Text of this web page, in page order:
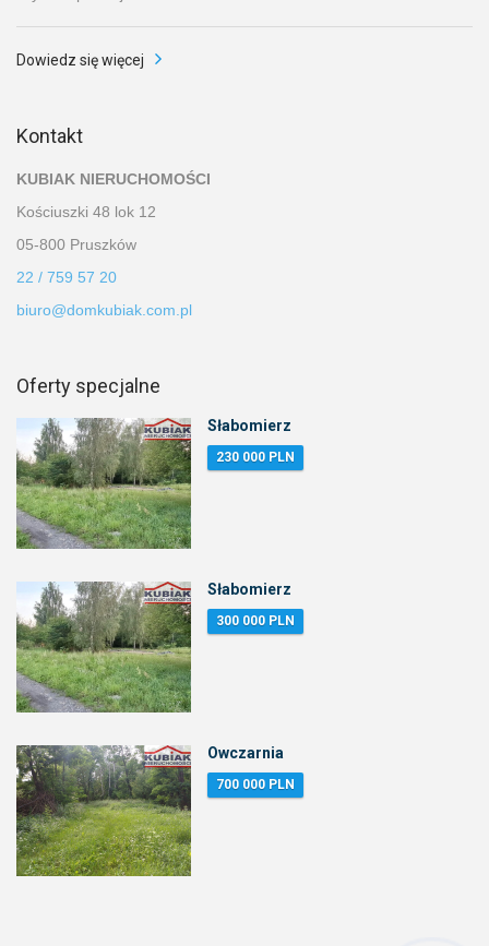
Dowiedz się więcej
Kontakt
KUBIAK NIERUCHOMOŚCI
Kościuszki 48 lok 12
05-800 Pruszków
22 / 759 57 20
biuro@domkubiak.com.pl
Oferty specjalne
Słabomierz
230 000 PLN
Słabomierz
300 000 PLN
Owczarnia
700 000 PLN